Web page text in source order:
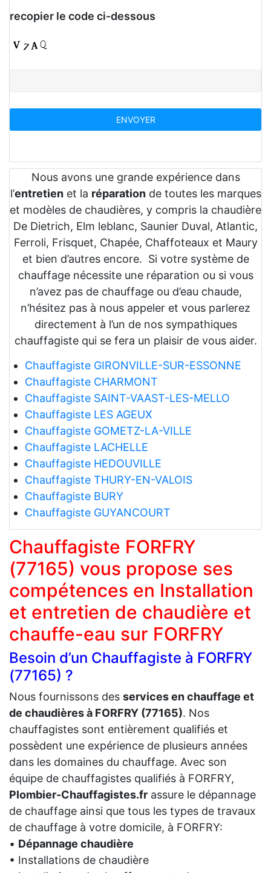
recopier le code ci-dessous
Nous avons une grande expérience dans
l’entretienet la réparationde toutes les marques
et modèles de chaudières, y compris la chaudière
De Dietrich, Elm leblanc, Saunier Duval, Atlantic,
Ferroli, Frisquet, Chapée, Chaffoteaux et Maury
et bien d’autres encore. Si votre système de
chauffage nécessite une réparation ou si vous
n’avez pas de chauffage ou d’eau chaude,
n’hésitez pas à nous appeler et vous parlerez
directement à l’un de nos sympathiques
chauffagiste qui se fera un plaisir de vous aider.
Chauffagiste GIRONVILLE-SUR-ESSONNE
Chauffagiste CHARMONT
Chauffagiste SAINT-VAAST-LES-MELLO
Chauffagiste LES AGEUX
Chauffagiste GOMETZ-LA-VILLE
Chauffagiste LACHELLE
Chauffagiste HEDOUVILLE
Chauffagiste THURY-EN-VALOIS
Chauffagiste BURY
Chauffagiste GUYANCOURT
Chauffagiste FORFRY
(77165) vous propose ses
compétences en Installation
et entretien de chaudière et
chauffe-eau sur FORFRY
Besoin d’un Chauffagiste à FORFRY
(77165) ?
Nous fournissons des services en chauffage et
de chaudières à FORFRY (77165). Nos
chauffagistes sont entièrement qualifiés et
possèdent une expérience de plusieurs années
dans les domaines du chauffage. Avec son
équipe de chauffagistes qualifiés à FORFRY,
Plombier-Chauffagistes.fr assure le dépannage
de chauffage ainsi que tous les types de travaux
de chauffage à votre domicile, à FORFRY:
• Dépannage chaudière
• Installations de chaudière